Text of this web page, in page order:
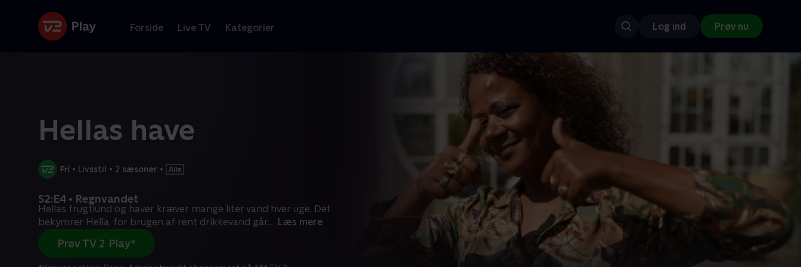
Forside Live TV Kategorier Log ind Prøv nu
Hellas have
• Livsstil • 2 sæsoner •
S2:E4 • Regnvandet
Hellas frugtlund og haver kræver mange liter vand hver uge. Det
bekymrer Hella, for brugen af rent drikkevand går... Læs mere
Prøv TV 2 Play*